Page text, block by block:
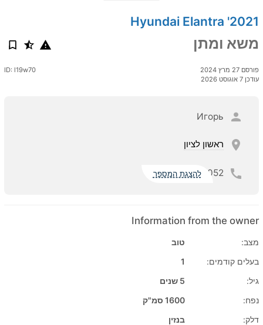
2021' Hyundai Elantra
משא ומתן
פורסם 27 מרץ 2024
עודכן 7 אוגוסט 2026
ID: l19w70
Игорь
ראשון לציון
052 להצגת המספר
Information from the owner
מצב:
טוב
בעלים קודמים:
1
גיל:
5 שנים
נפח:
1600 סמ"ק
דלק:
בנזין